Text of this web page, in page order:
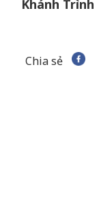
Khánh Trình
Chia sẻ